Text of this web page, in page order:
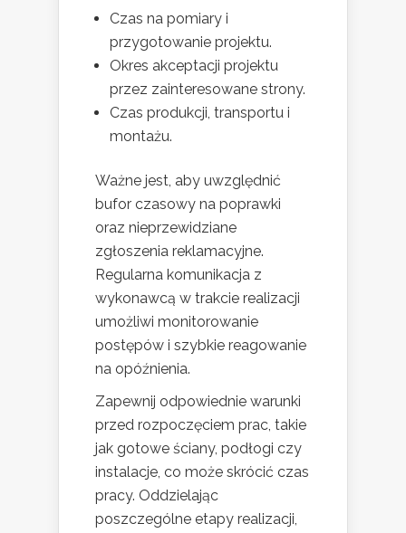
Czas na pomiary i
przygotowanie projektu.
Okres akceptacji projektu
przez zainteresowane strony.
Czas produkcji, transportu i
montażu.
Ważne jest, aby uwzględnić
bufor czasowy na poprawki
oraz nieprzewidziane
zgłoszenia reklamacyjne.
Regularna komunikacja z
wykonawcą w trakcie realizacji
umożliwi monitorowanie
postępów i szybkie reagowanie
na opóźnienia.
Zapewnij odpowiednie warunki
przed rozpoczęciem prac, takie
jak gotowe ściany, podłogi czy
instalacje, co może skrócić czas
pracy. Oddzielając
poszczególne etapy realizacji,